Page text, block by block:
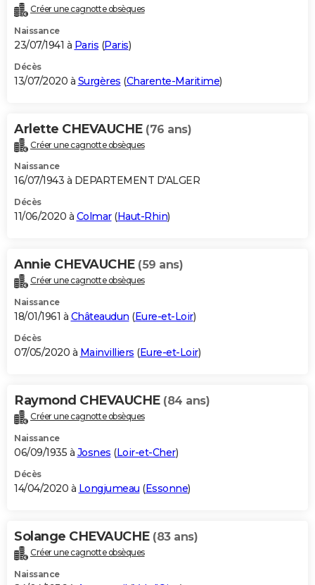
Créer une cagnotte obsèques
Naissance
23/07/1941 à Paris (Paris)
Décès
13/07/2020 à Surgères (Charente-Maritime)
Arlette CHEVAUCHE (76 ans)
Créer une cagnotte obsèques
Naissance
16/07/1943 à DEPARTEMENT D'ALGER
Décès
11/06/2020 à Colmar(Haut-Rhin)
Annie CHEVAUCHE (59 ans)
Créer une cagnotte obsèques
Naissance
18/01/1961 à Châteaudun (Eure-et-Loir)
Décès
07/05/2020 à Mainvilliers (Eure-et-Loir)
Raymond CHEVAUCHE (84 ans)
Créer une cagnotte obsèques
Naissance
06/09/1935 à Josnes (Loir-et-Cher)
Décès
14/04/2020 à Longjumeau (Essonne)
Solange CHEVAUCHE (83 ans)
Créer une cagnotte obsèques
Naissance